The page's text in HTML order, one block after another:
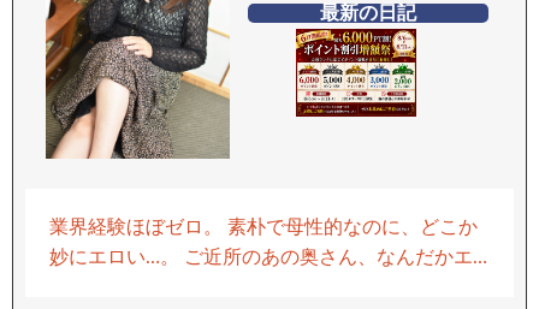
最新の日記
業界経験ほぼゼロ。 素朴で母性的なのに、どこか
妙にエロい…。 ご近所のあの奥さん、なんだかエ